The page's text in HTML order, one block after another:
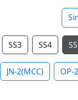
SS3 SS4
JN-2(MCC) OP-2